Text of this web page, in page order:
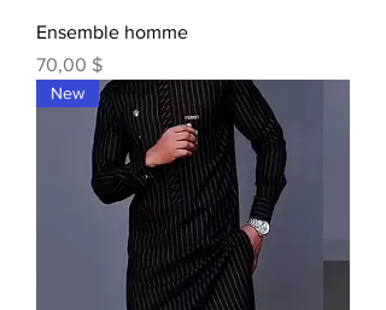
Ensemble homme
Prix
70,00 $
New